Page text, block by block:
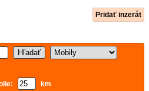
Pridať inzerát
km